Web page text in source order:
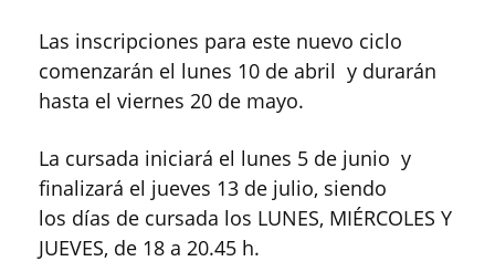
Las inscripciones para este nuevo ciclo
comenzarán el lunes 10 de abril y durarán
hasta el viernes 20 de mayo.
La cursada iniciará el lunes 5 de junio y
finalizará el jueves 13 de julio, siendo
los días de cursada los LUNES, MIÉRCOLES Y
JUEVES, de 18 a 20.45 h.